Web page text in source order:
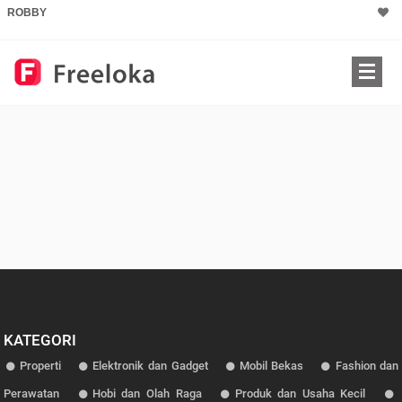
ROBBY
KATEGORI
Properti Elektronik dan Gadget Mobil Bekas Fashion dan
Perawatan Hobi dan Olah Raga Produk dan Usaha Kecil